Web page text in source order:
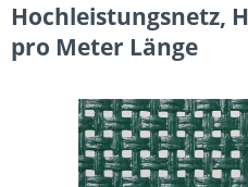
Hochleistungsnetz,
pro Meter Länge